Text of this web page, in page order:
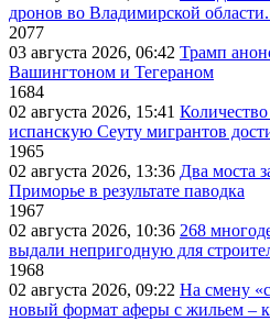
дронов во Владимирской
2077
03 августа 2026, 06:42 Трамп
Вашингтоном и Тегераном
1684
02 августа 2026, 15:41
испанскую Сеуту мигрантов
1965
02 августа 2026, 13:36 Два моста
Приморье в результате паводка
1967
02 августа 2026, 10:36 268
выдали непригодную для
1968
02 августа 2026, 09:22 На смену
новый формат аферы с жильем –